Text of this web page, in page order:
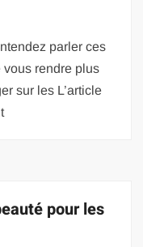
parler ces
vous rendre plus
sur les L’article
pour les